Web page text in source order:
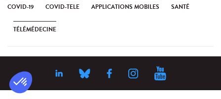
COVID-19 COVID-TELE APPLICATIONS MOBILES SANTÉ
TÉLÉMÉDECINE